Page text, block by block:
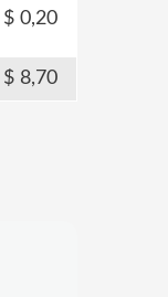
0,20
8,70